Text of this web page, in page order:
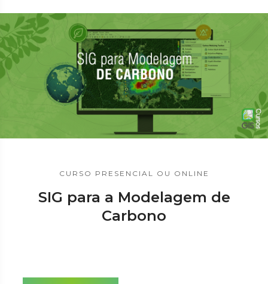
CURSO PRESENCIAL OU ONLINE
SIG para a Modelagem de
Carbono